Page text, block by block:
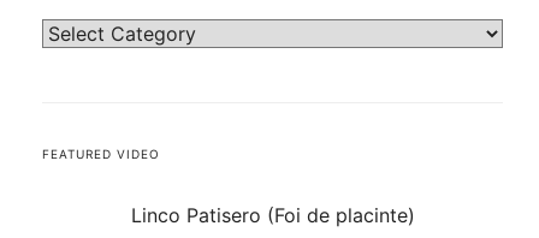
FEATURED VIDEO
Linco Patisero (Foi de placinte)